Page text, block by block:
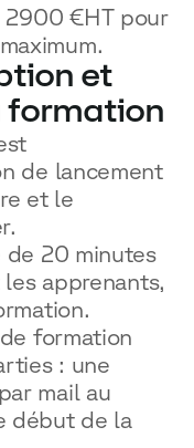
2900 €HT pour
et
formation
de lancement
et le
de 20 minutes
apprenants,
formation
: une
mail au
début de la